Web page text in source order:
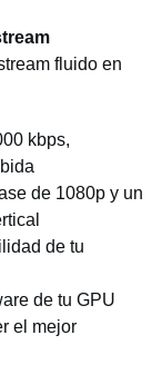
fluido en
kbps,
de 1080p y un
de tu
de tu GPU
el mejor